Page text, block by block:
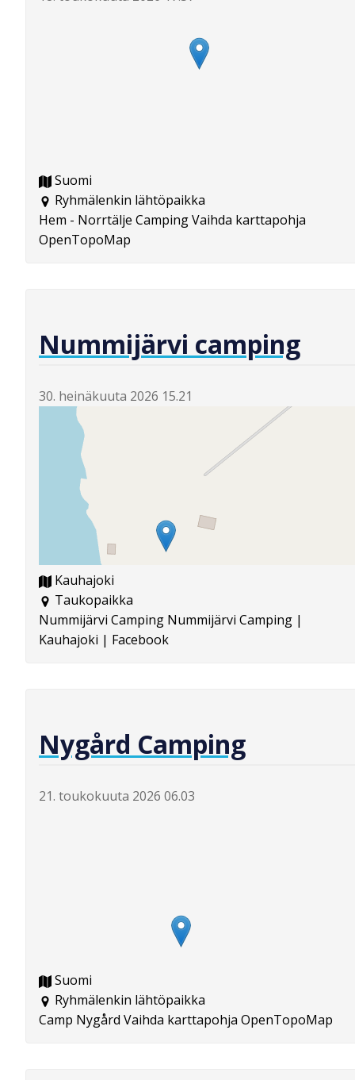
Suomi
Ryhmälenkin lähtöpaikka
Hem - Norrtälje Camping Vaihda karttapohja
OpenTopoMap
Nummijärvi camping
30. heinäkuuta 2026 15.21
Kauhajoki
Taukopaikka
Nummijärvi Camping Nummijärvi Camping |
Kauhajoki | Facebook
Nygård Camping
21. toukokuuta 2026 06.03
Suomi
Ryhmälenkin lähtöpaikka
Camp Nygård Vaihda karttapohja OpenTopoMap